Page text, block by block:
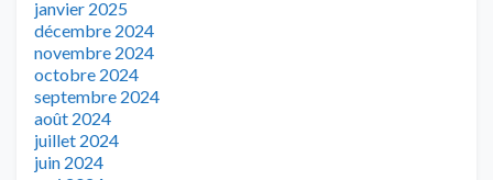
janvier 2025
décembre 2024
novembre 2024
octobre 2024
septembre 2024
août 2024
juillet 2024
juin 2024